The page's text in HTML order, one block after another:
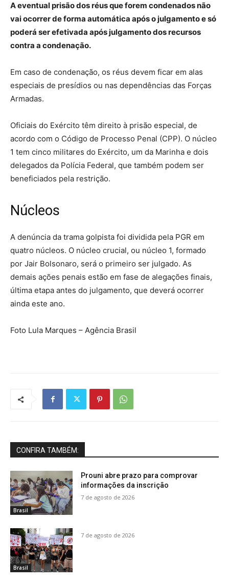
A eventual prisão dos réus que forem condenados não
vai ocorrer de forma automática após o julgamento e só
poderá ser efetivada após julgamento dos recursos
contra a condenação.
Em caso de condenação, os réus devem ficar em alas
especiais de presídios ou nas dependências das Forças
Armadas.
Oficiais do Exército têm direito à prisão especial, de
acordo com o Código de Processo Penal (CPP). O núcleo
1 tem cinco militares do Exército, um da Marinha e dois
delegados da Polícia Federal, que também podem ser
beneficiados pela restrição.
Núcleos
A denúncia da trama golpista foi dividida pela PGR em
quatro núcleos. O núcleo crucial, ou núcleo 1, formado
por Jair Bolsonaro, será o primeiro ser julgado. As
demais ações penais estão em fase de alegações finais,
última etapa antes do julgamento, que deverá ocorrer
ainda este ano.
Foto Lula Marques – Agência Brasil
CONFIRA TAMBÉM:
Brasil
Prouni abre prazo para comprovar
informações da inscrição
7 de agosto de 2026
Brasil
7 de agosto de 2026